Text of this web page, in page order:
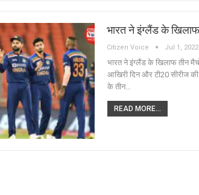
भारत ने इंग्लैंड के
Citizen Voice Jul 1, 2022
भारत ने इंग्लैंड के खिलाफ तीन
आखिरी दिन और टी20 सीरीज
के तीन…
READ MORE...